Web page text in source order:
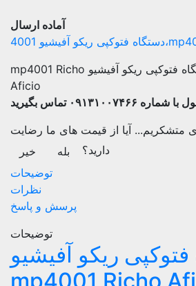
آماده ارسال
خرید محصول دستگاه فتوکپی ریکو آفیشیو mp4001 Richo
Aficio
تماس بگیرید
متشکریم... آیا از قیمت های ما رضایت
دارید؟
بله
خیر
توضیحات
نظرات
پرسش و پاسخ
توضیحات
ریکو آفیشیو
mp4001 Richo